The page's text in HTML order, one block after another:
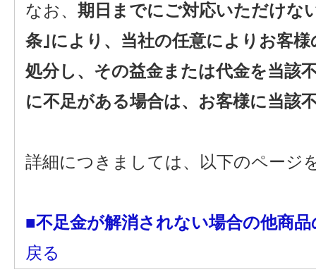
なお、 期日までにご対応いただけな
条｣により、当社の任意によりお客
処分し、その益金または代金を当該
に不足がある場合は、お客様に当該
詳細につきましては、以下のページ
■不足金が解消されない場合の他商
戻る